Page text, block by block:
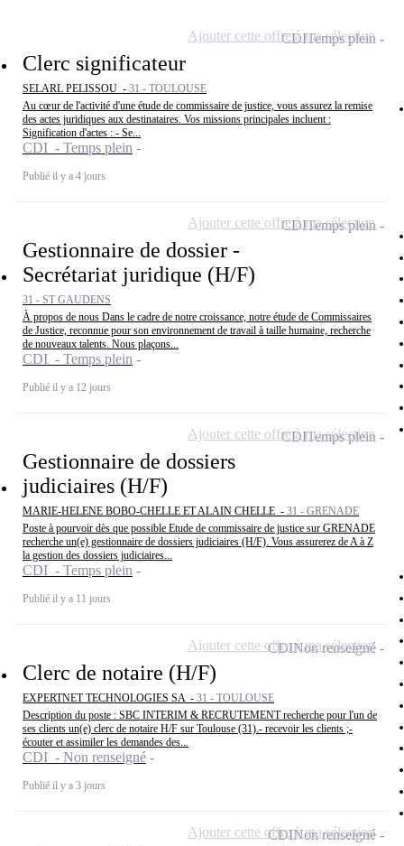
Clerc significateur
SELARL PELISSOU - 31 - TOULOUSE
Au cœur de l'activité d'une étude de commissaire de justice, vous assurez la remise
des actes juridiques aux destinataires. Vos missions principales incluent :
Signification d'actes : - Se...
CDI - Temps plein
Publié il y a 4 jours
CDITemps plein
Ajouter cette offre à ma sélection
Gestionnaire de dossier -
Secrétariat juridique (H/F)
31 - ST GAUDENS
À propos de nous Dans le cadre de notre croissance, notre étude de Commissaires
de Justice, reconnue pour son environnement de travail à taille humaine, recherche
de nouveaux talents. Nous plaçons...
CDI - Temps plein
Publié il y a 12 jours
CDITemps plein
Ajouter cette offre à ma sélection
Gestionnaire de dossiers
judiciaires (H/F)
MARIE-HELENE BOBO-CHELLE ET ALAIN CHELLE - 31 - GRENADE
Poste à pourvoir dès que possible Etude de commissaire de justice sur GRENADE
recherche un(e) gestionnaire de dossiers judiciaires (H/F). Vous assurerez de A à Z
la gestion des dossiers judiciaires...
CDI - Temps plein
Publié il y a 11 jours
CDITemps plein
Ajouter cette offre à ma sélection
Clerc de notaire (H/F)
EXPERTNET TECHNOLOGIES SA - 31 - TOULOUSE
Description du poste : SBC INTERIM & RECRUTEMENT recherche pour l'un de
ses clients un(e) clerc de notaire H/F sur Toulouse (31).- recevoir les clients ;-
écouter et assimiler les demandes des...
CDI - Non renseigné
Publié il y a 3 jours
CDINon renseigné
Ajouter cette offre à ma sélection
CDINon renseigné
Ajouter cette offre à ma sélection